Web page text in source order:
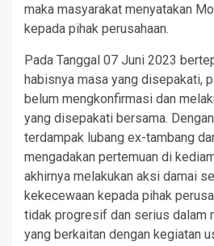
maka masyarakat menyatakan
kepada pihak perusahaan.
Pada Tanggal 07 Juni 2023
habisnya masa yang disepakati,
belum mengkonfirmasi dan
yang disepakati bersama.
terdampak lubang ex-tambang
mengadakan pertemuan di
akhirnya melakukan aksi damai
kekecewaan kepada pihak
tidak progresif dan serius dalam
yang berkaitan dengan kegiatan